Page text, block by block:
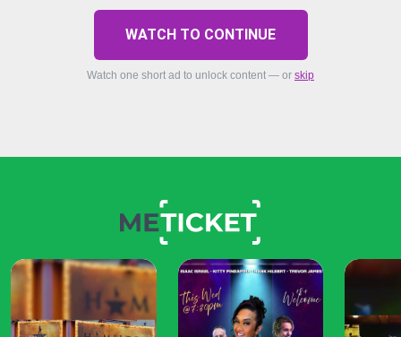
WATCH TO CONTINUE
Watch one short ad to unlock content — or skip